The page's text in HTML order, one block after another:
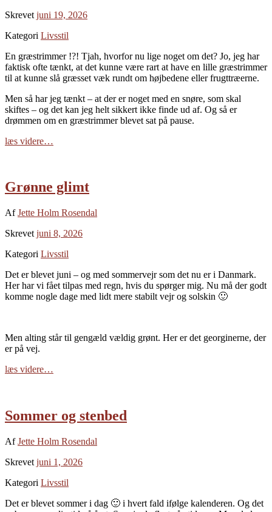
Skrevet juni 19, 2026
Kategori Livsstil
En græstrimmer !?! Tjah, hvorfor nu lige noget om det? Jo, jeg har
faktisk ofte tænkt, at det kunne være rart at have en lille græstrimmer
til at kunne slå græsset væk rundt om højbedene eller frugttræerne.
Men så har jeg tænkt – at der er noget med en snøre, som skal
skiftes – og det kan jeg helt sikkert ikke finde ud af. Og så er
drømmen om en græstrimmer blevet sat på pause.
læs videre…
Grønne glimt
AfJette Holm Rosendal
Skrevet juni 8, 2026
Kategori Livsstil
Det er blevet juni – og med sommervejr som det nu er i Danmark.
Her har vi fået tilpas med regn, hvis du spørger mig. Nu må der godt
komme nogle dage med lidt mere stabilt vejr og solskin 🙂
Men alting står til gengæld vældig grønt. Her er det georginerne, der
er på vej.
læs videre…
Sommer og stenbed
AfJette Holm Rosendal
Skrevet juni 1, 2026
Kategori Livsstil
Det er blevet sommer i dag 🙂 i hvert fald ifølge kalenderen. Og det